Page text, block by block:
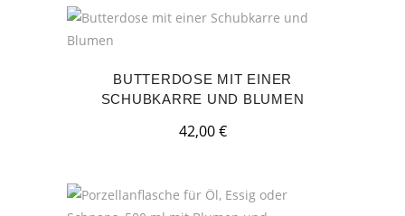
BUTTERDOSE MIT EINER
SCHUBKARRE UND BLUMEN
42,00€